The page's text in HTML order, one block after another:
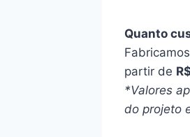
Quanto
partir de
*Valores
do projeto